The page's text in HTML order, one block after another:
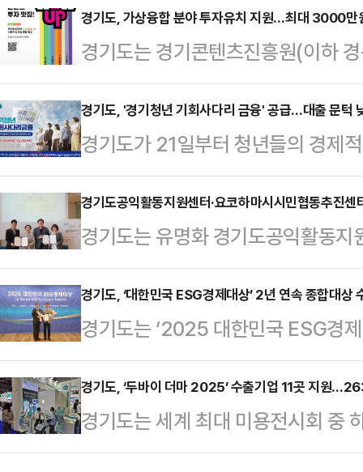
경기도, 가상융합 분야 투자유치 지원…최대 3000만
경기도는 경기콘텐츠진흥원(이하
기업에 육성 프로그램 및 투자유
Partners) 기업육성’사업을 시행
모집한다고 20일 밝혔다.엔알피
해 최대 3000만원씩 총 4억원의
업기획자)가 운영하는 성장지원 프
에는 엑셀러레이터의 연내 합산 3
장지원 …
경기도, '경기청년 기회사다리 금융' 공급…대출 문턱
경기도가 21일부터 청년들의 경제
금융’ 2차 공급을 시작한다고 20일
층에게 자산․소득과 관계없이 고른
가 안정적 금융 생활을 할 수 있도
금리 대출과 우대금리 저축을 이용
지다. 잔고가 있으면 시중은행보다
용해도 낮은 이자로 이용할 수 있
7000억원 규모로 모두 …
경기도공익활동지원센터·요코하마시시민협동추진센
경기도는 유명화 경기도공익활동
추진센터장은 18일 요코하마시 시
협력 증진을 위해 업무협약을 체결
추진센터는 ‘요코하마시시민협동
하는 광역지원센터다.협약에 따라
원, 공익활동 선진사례 공유 및 지
연구 및 협력사업 모색 등을 하기로
마·일본 관동 지역 시민사회와의
경기도, ‘대한민국 ESG경제대상’ 2년 연속 종합대상
경기도는 ‘2025 대한민국 ESG경
했다고 20일 밝혔다.이번 수상은
등급을 받아 17개 광역자치단체 중
연속 종합대상을 받게 됐다.지난
‘대한민국 ESG경제대상’은 ESG
경기도, ‘두바이 더마 2025’ 수출기업 11곳 지원
경기도는 세계 최대 미용전시회 중
기업 11개사로 구성된 경기도관을